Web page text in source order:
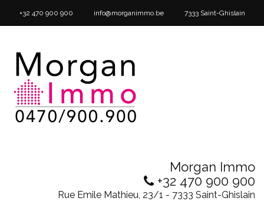
+32 470 900 900 info@morganimmo.be 7333 Saint-Ghislain
Morgan Immo
+32 470 900 900
Rue Emile Mathieu, 23/1 - 7333 Saint-Ghislain